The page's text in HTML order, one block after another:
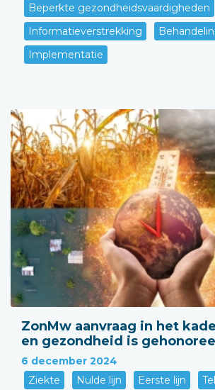
Beperkte gezondheidsvaardigheden
Informatieverstrekking
Implementatie
ZonMw aanvraag in het
en gezondheid is
6 december 2024
Ziekte
Nulde lijn Eerste lijn